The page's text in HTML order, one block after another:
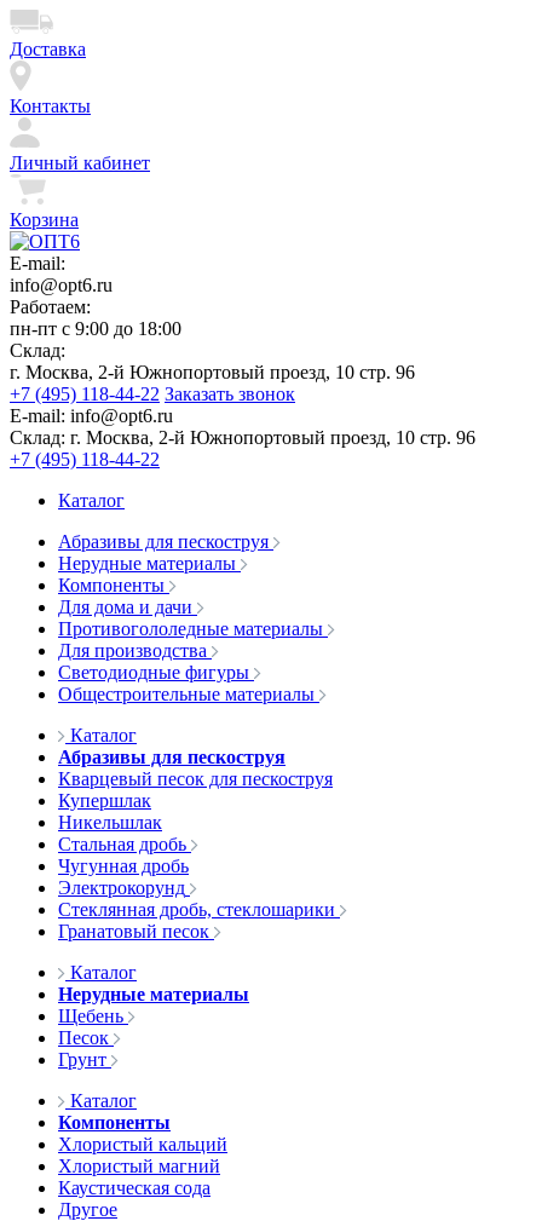
Доставка
Контакты
Личный кабинет
Корзина
E-mail:
info@opt6.ru
Работаем:
пн-пт с 9:00 до 18:00
Склад:
г. Москва, 2-й Южнопортовый проезд, 10 стр. 96
+7 (495) 118-44-22 Заказать звонок
E-mail: info@opt6.ru
Склад: г. Москва, 2-й Южнопортовый проезд, 10 стр. 96
+7 (495) 118-44-22
Каталог
Абразивы для пескоструя
Нерудные материалы
Компоненты
Для дома и дачи
Противогололедные материалы
Для производства
Светодиодные фигуры
Общестроительные материалы
Каталог
Абразивы для пескоструя
Кварцевый песок для пескоструя
Купершлак
Никельшлак
Стальная дробь
Чугунная дробь
Электрокорунд
Стеклянная дробь, стеклошарики
Гранатовый песок
Каталог
Нерудные материалы
Щебень
Песок
Грунт
Каталог
Компоненты
Хлористый кальций
Хлористый магний
Каустическая сода
Другое